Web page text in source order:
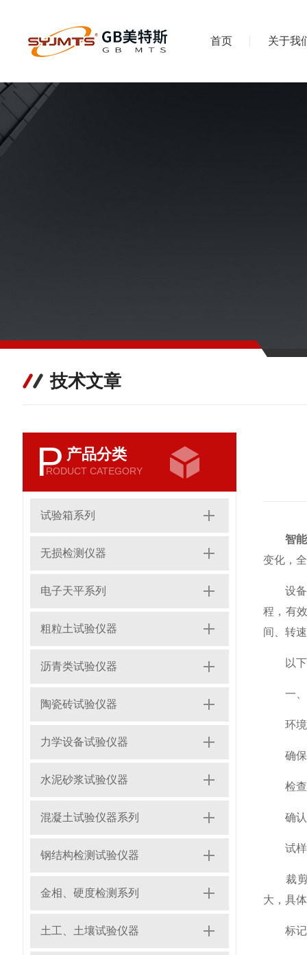
首页 关于我
技术文章
P 产品分类
RODUCT CATEGORY
试验箱系列
无损检测仪器
电子天平系列
粗粒土试验仪器
沥青类试验仪器
陶瓷砖试验仪器
力学设备试验仪器
水泥砂浆试验仪器
混凝土试验仪器系列
钢结构检测试验仪器
金相、硬度检测系列
土工、土壤试验仪器
智
变化，
设备采
程，有
间、转
以下
一、
环境
确保仪
检查电
确认水
试样
裁剪：
大，具
标记